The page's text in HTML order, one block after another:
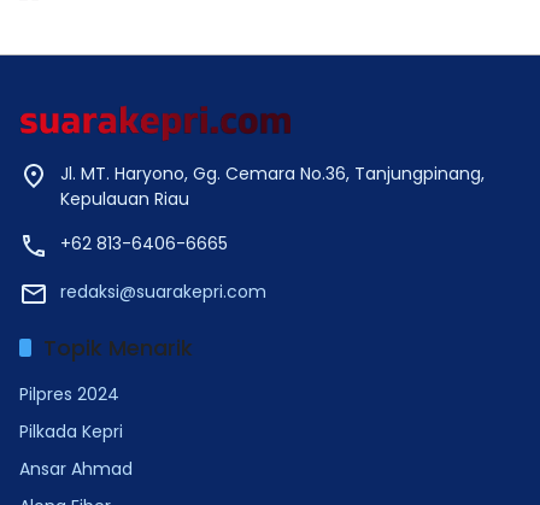
Jl. MT. Haryono, Gg. Cemara No.36, Tanjungpinang,
Kepulauan Riau
+62 813-6406-6665
redaksi@suarakepri.com
Topik Menarik
Pilpres 2024
Pilkada Kepri
Ansar Ahmad